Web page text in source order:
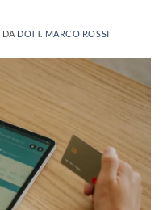
DA DOTT. MARCO ROSSI